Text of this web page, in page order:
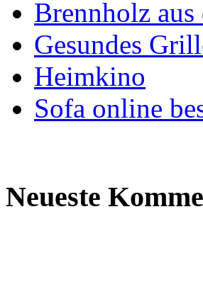
Brennholz
Gesundes
Heimkino
Sofa online
Neueste